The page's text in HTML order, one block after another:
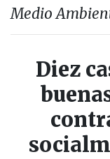
Medio
Diez